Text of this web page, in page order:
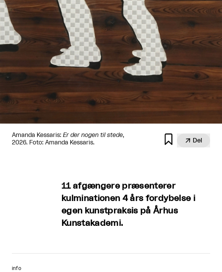
Amanda Kessaris: Er der nogen til stede,
2026. Foto: Amanda Kessaris.
  Del
11 afgængere præsenterer
kulminationen 4 års fordybelse i
egen kunstpraksis på Århus
Kunstakademi.
info